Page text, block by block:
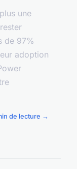
une
de 97%
adoption
de lecture →